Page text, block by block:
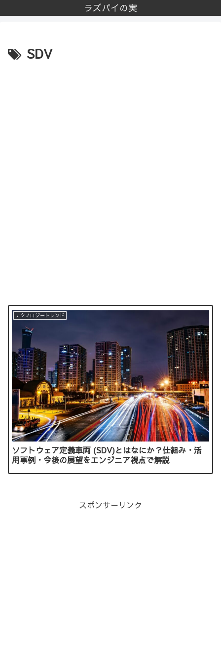
ラズパイの実
SDV
テクノロジートレンド
ソフトウェア定義車両 (SDV)とはなにか？仕組み・活
用事例・今後の展望をエンジニア視点で解説
スポンサーリンク